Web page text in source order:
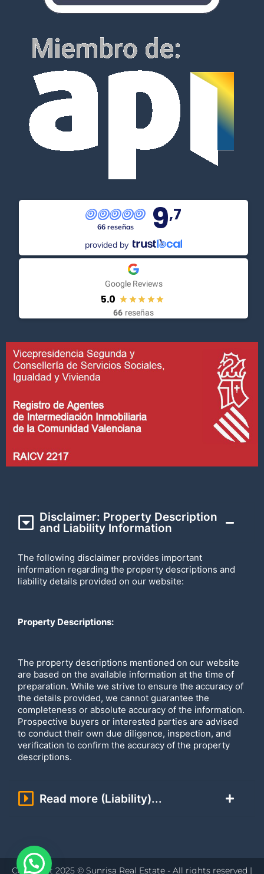
66 reseñas 9,7
provided by
Google Reviews
5.0
66 reseñas
Disclaimer: Property Description
and Liability Information
The following disclaimer provides important
information regarding the property descriptions and
liability details provided on our website:
Property Descriptions:
The property descriptions mentioned on our website
are based on the available information at the time of
preparation. While we strive to ensure the accuracy of
the details provided, we cannot guarantee the
completeness or absolute accuracy of the information.
Prospective buyers or interested parties are advised
to conduct their own due diligence, inspection, and
verification to confirm the accuracy of the property
descriptions.
Read more (Liability)...
Copyright 2025 © Sunrisa Real Estate - All rights reserved |